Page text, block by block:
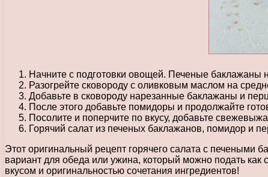
Начните с подготовки овощей. Печеные
Разогрейте сковороду с оливковым маслом на
Добавьте в сковороду нарезанные баклажаны и
После этого добавьте помидоры и продолжайте
Посолите и поперчите по вкусу, добавьте
Горячий салат из печеных баклажанов, помидор и
Этот оригинальный рецепт горячего салата с
вариант для обеда или ужина, который можно подать как
вкусом и оригинальностью сочетания ингредиентов!